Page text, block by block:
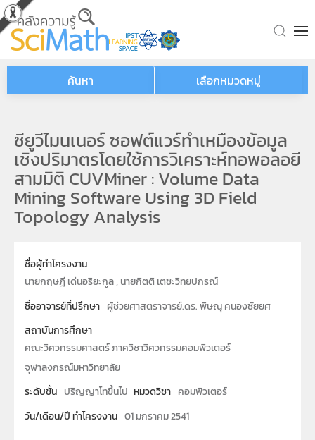
Skip to main content
ค้นหา เลือกหมวดหมู่
ซียูวีไมนเนอร์ ซอฟต์แวร์ทำเหมืองข้อมูล
เชิงปริมาตรโดยใช้การวิเคราะห์ทอพอลอยี
สามมิติ CUVMiner : Volume Data
Mining Software Using 3D Field
Topology Analysis
ชื่อผู้ทำโครงงาน
นายกฤษฎี เด่นอริยะกูล , นายกิตติ เตชะวิทยปกรณ์
ชื่ออาจารย์ที่ปรึกษา ผู้ช่วยศาสตราจารย์.ดร. พิษณุ คนองชัยยศ
สถาบันการศึกษา
คณะวิศวกรรมศาสตร์ ภาควิชาวิศวกรรมคอมพิวเตอร์
จุฬาลงกรณ์มหาวิทยาลัย
ระดับชั้น ปริญญาโทขึ้นไป หมวดวิชา คอมพิวเตอร์
วัน/เดือน/ปี ทำโครงงาน 01 มกราคม 2541